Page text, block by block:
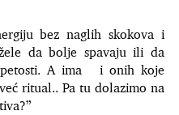
bez naglih skokova i
da bolje spavaju ili da
A ima i onih koje
ritual.. Pa tu dolazimo na